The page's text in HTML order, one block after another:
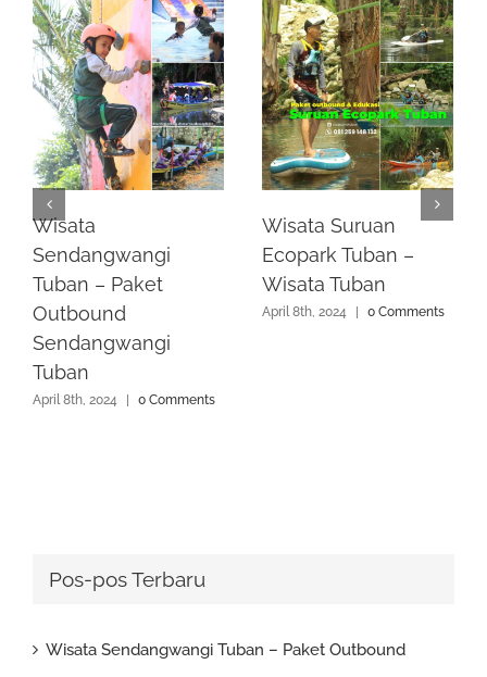
Wisata
Sendangwangi
Tuban – Paket
Outbound
Sendangwangi
Tuban
April 8th, 2024 0 Comments
Wisata Suruan
Ecopark Tuban –
Wisata Tuban
April 8th, 2024 0 Comments
Pos-pos Terbaru
Wisata Sendangwangi Tuban – Paket Outbound